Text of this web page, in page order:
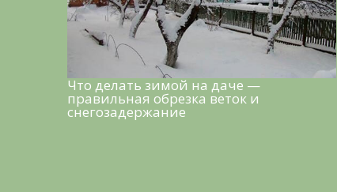
Что делать зимой на даче —
правильная обрезка веток и
снегозадержание